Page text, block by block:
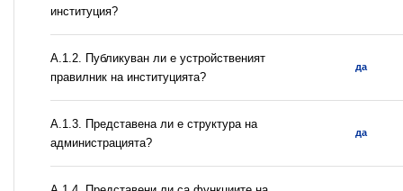
институция?
A.1.2. Публикуван ли е устройственият
правилник на институцията?
да
A.1.3. Представена ли е структура на
администрацията?
да